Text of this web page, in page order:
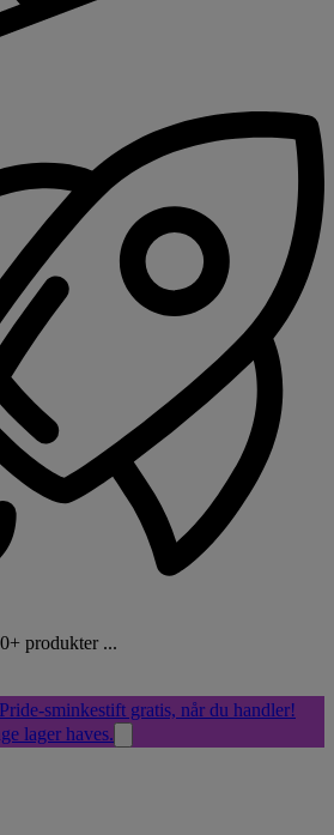
produkter ...
sminkestift gratis, når du handler!
lager haves.